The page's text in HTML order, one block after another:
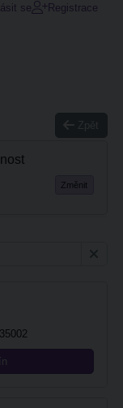
se Registrace
Změnit